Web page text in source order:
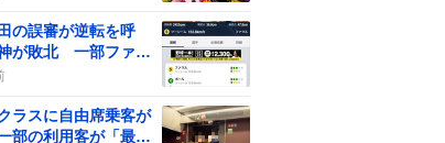
の誤審が逆転を呼
が敗北 一部ファン
判の声も
ラスに自由席乗客が
部の利用客が「最